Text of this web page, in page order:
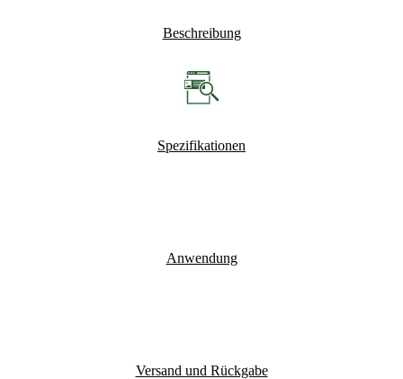
Beschreibung
Spezifikationen
Anwendung
Versand und Rückgabe